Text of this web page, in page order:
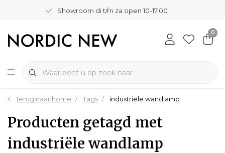
Showroom di t/m za open 10-17.00
0
Terug naar home Tags industriële wandlamp
Producten getagd met
industriële wandlamp